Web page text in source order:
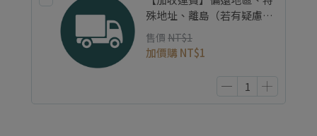
殊地址、離島（若有疑慮請
先與我們聯絡，謝謝。）
售價 NT$1
加價購 NT$1